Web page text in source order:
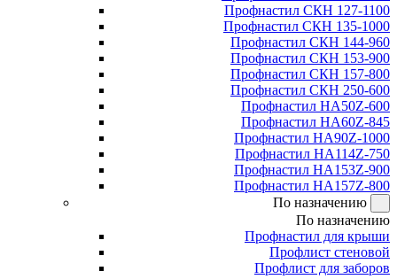
Профнастил СКН 127-1100
Профнастил СКН 135-1000
Профнастил СКН 144-960
Профнастил СКН 153-900
Профнастил СКН 157-800
Профнастил СКН 250-600
Профнастил НА50Z-600
Профнастил НА60Z-845
Профнастил НА90Z-1000
Профнастил НА114Z-750
Профнастил НА153Z-900
Профнастил НА157Z-800
По назначению
По назначению
Профнастил для крыши
Профлист стеновой
Профлист для заборов